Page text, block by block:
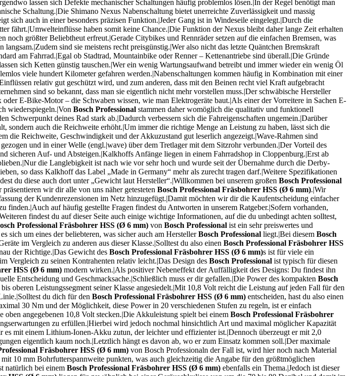
lassen sich Defekte mechanischer Schaltungen häufig problemlos lösen.|In der Regel benötigt man
Schaltung.|Die Shimano Nexus Nabenschaltung bietet unerreichte Zuverlässigkeit und massig
auch in einer besonders präzisen Funktion.|Jeder Gang ist in Windeseile eingelegt.|Durch die
fährt.|Umwelteinflüsse haben somit keine Chance.|Die Funktion der Nexus bleibt daher lange Zeit erhalten
noch größter Beliebtheut erfreut.|Gerade Citybikes und Rennräder setzen auf die einfachen Bremsen, was
sind sie meistens recht preisgünstig.|Wer also nicht das letzte Quäntchen Bremskraft
am Fahrrad.|Egal ob Stadtrad, Mountainbike oder Renner – Kettenantriebe sind überall.|Die Gründe
sich Ketten günstig tauschen.|Wer ein wenig Wartungsaufwand betreibt und immer wieder ein wenig Öl
viele hundert Kilometer gefahren werden.|Nabenschaltungen kommen häufig in Kombination mit einer
relativ gut geschützt wird, und zum anderen, dass mit den Beinen recht viel Kraft aufgebracht
sind so bekannt, dass man sie eigentlich nicht mehr vorstellen muss.|Der schwäbische Hersteller
oder E-Bike-Motor – die Schwaben wissen, wie man Elektrogeräte baut.|Als einer der Vorreitere in Sachen E-
wiederspiegeln.|Von Bosch Professional stammen daher womöglich die qualitativ und funktionell
Schwerpunkt deines Rad stark ab.|Dadurch verbessern sich die Fahreigenschaften ungemein.|Darüber
auch die Reichweite erhöht.|Um immer die richtige Menge an Leistung zu haben, lässt sich die
die Reichweite, Geschwindigkeit und der Akkuzustand gut leserlich angezeigt.|Wave-Rahmen sind
und in einer Welle (engl.|wave) über dem Tretlager mit dem Sitzrohr verbunden.|Der Vorteil des
sicheren Auf- und Absteigen.|Kalkhoffs Anfänge liegen in einem Fahrradshop in Cloppenburg.|Erst ab
die Langlebigkeit ist nach wie vor sehr hoch und wurde seit der Übernahme durch die Derby-
so dass Kalkhoff das Label „Made in Germany“ mehr als zurecht tragen darf.|Weitere Spezifikationen
du diese auch dort unter „Gewicht laut Hersteller“.|Willkommen bei unserem großen Bosch Professional
wir dir alle von uns näher getesteten Bosch Professional Fräsbohrer HSS (Ø 6 mm).|Wir
der Kundenrezensionen im Netz hinzugefügt.|Damit möchten wir dir die Kaufentscheidung einfacher
finden.|Auch auf häufig gestellte Fragen findest du Antworten in unserem Ratgeber.|Sofern vorhanden,
findest du auf dieser Seite auch einige wichtige Informationen, auf die du unbedingt achten solltest,
Professional Fräsbohrer HSS (Ø 6 mm) von Bosch Professional ist ein sehr preiswertes und
sich um eines der beliebteren, was sicher auch am HerstellerBosch Professional liegt.|Bei diesem Bosch
im Vergleich zu anderen aus dieser Klasse.|Solltest du also einen Bosch Professional Fräsbohrer HSS
der Richtige.|Das Gewicht des Bosch Professional Fräsbohrer HSS (Ø 6 mm)s ist für viele ein
Vergleich zu seinen Kontrahenten relativ leicht.|Das Design des Bosch Professional ist typisch für diesen
HSS (Ø 6 mm) modern wirken.|Als positiver Nebeneffekt der Auffälligkeit des Designs: Du findest ihn
Entscheidung und Geschmacksache.|Schließlich muss er dir gefallen.|Die Power des kompakten Bosch
oberen Leistungssegment seiner Klasse angesiedelt.|Mit 10,8 Volt reicht die Leistung auf jeden Fall für den
du dich für den Bosch Professional Fräsbohrer HSS (Ø 6 mm) entscheiden, hast du also einen
30 Nm und der Möglichkeit, diese Power in 20 verschiedenen Stufen zu regeln, ist er einfach
angegebenen 10,8 Volt stecken.|Die Akkuleistung spielt bei einem Bosch Professional Fräsbohrer
zu erfüllen.|Hierbei wird jedoch nochmal hinsichtlich Art und maximal möglicher Kapazität
mit einem Lithium-Ionen-Akku zutun, der leichter und effizienter ist.|Dennoch überzeugt er mit 2,0
eigentlich kaum noch.|Letztlich hängt es davon ab, wo er zum Einsatz kommen soll.|Der maximale
Fräsbohrer HSS (Ø 6 mm) von Bosch Professionaln der Fall ist, wird hier noch nach Material
10 mm Bohrfutterspannweite punkten, was auch gleichzeitig die Angabe für den größtmöglichen
natürlich bei einem Bosch Professional Fräsbohrer HSS (Ø 6 mm) ebenfalls ein Thema.|Jedoch ist dieser